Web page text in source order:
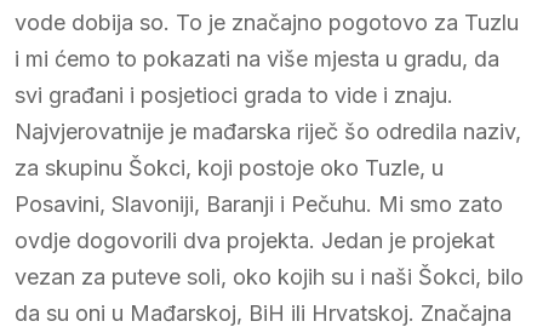
vode dobija so. To je značajno pogotovo za Tuzlu
i mi ćemo to pokazati na više mjesta u gradu, da
svi građani i posjetioci grada to vide i znaju.
Najvjerovatnije je mađarska riječ šo odredila naziv,
za skupinu Šokci, koji postoje oko Tuzle, u
Posavini, Slavoniji, Baranji i Pečuhu. Mi smo zato
ovdje dogovorili dva projekta. Jedan je projekat
vezan za puteve soli, oko kojih su i naši Šokci, bilo
da su oni u Mađarskoj, BiH ili Hrvatskoj. Značajna